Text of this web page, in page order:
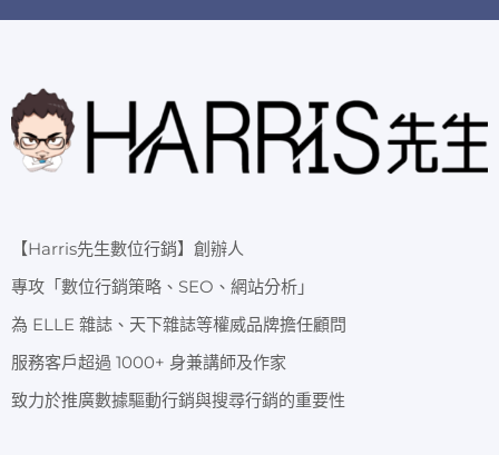
【Harris先生數位行銷】創辦人
專攻「數位行銷策略、SEO、網站分析」
為 ELLE 雜誌、天下雜誌等權威品牌擔任顧問
服務客戶超過 1000+ 身兼講師及作家
致力於推廣數據驅動行銷與搜尋行銷的重要性